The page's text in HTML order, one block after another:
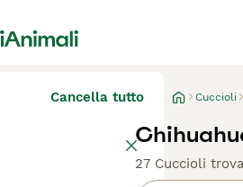
Cancella tutto Cuccioli
27 Cuccioli